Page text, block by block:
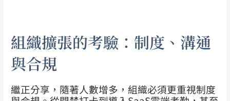
組織擴張的考驗：制度、溝通
與合規
繼正分享，隨著人數增多，組織必須更重視制度